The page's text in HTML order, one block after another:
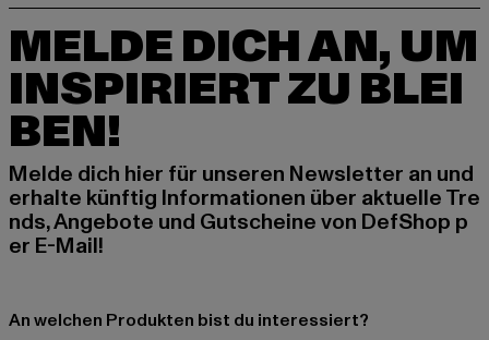
MELDE DICH AN, UM
INSPIRIERT ZU BLEI
BEN!
Melde dich hier für unseren Newsletter an und
erhalte künftig Informationen über aktuelle Tre
nds, Angebote und Gutscheine von DefShop p
er E-Mail!
An welchen Produkten bist du interessiert?